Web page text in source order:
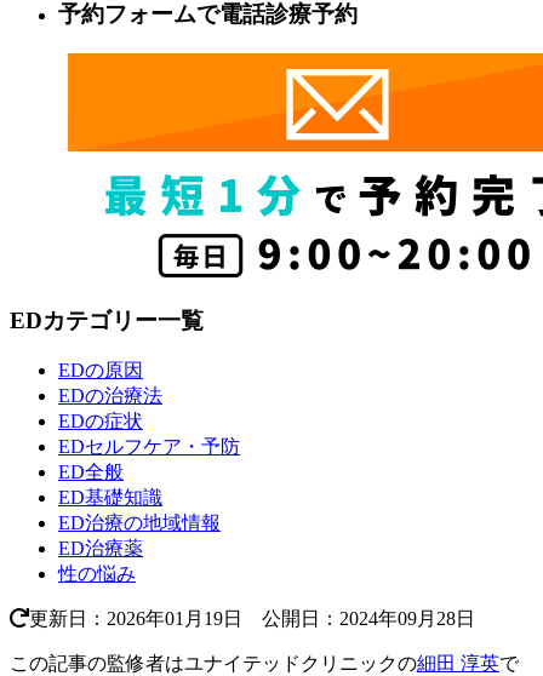
予約フォームで電話診療予約
EDカテゴリー一覧
EDの原因
EDの治療法
EDの症状
EDセルフケア・予防
ED全般
ED基礎知識
ED治療の地域情報
ED治療薬
性の悩み
更新日：2026年01月19日 公開日：2024年09月28日
この記事の監修者はユナイテッドクリニックの細田 淳英で